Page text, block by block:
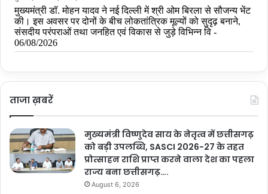
ताजा ख़बरें
मुख्यमंत्री विष्णुदेव साय के नेतृत्व में छत्तीसगढ़
को बड़ी उपलब्धि, SASCI 2026-27 के तहत
प्रोत्साहन राशि प्राप्त करने वाला देश का पहला
राज्य बना छत्तीसगढ़….
August 6, 2026